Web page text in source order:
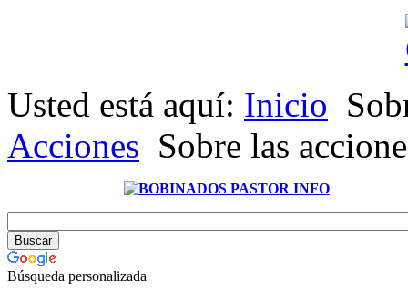
Usted está aquí: Inicio
Acciones Sobre las
Búsqueda personalizada